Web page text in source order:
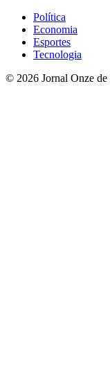
Política
Economia
Esportes
Tecnologia
© 2026 Jornal Onze de